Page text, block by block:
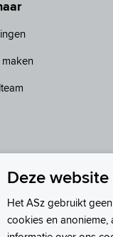
Deze
Het ASz gebruikt
cookies en anonieme,